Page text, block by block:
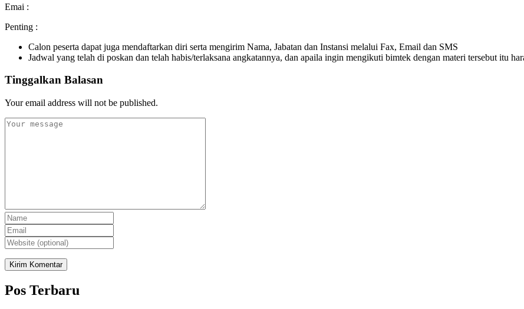
Emai :
Penting :
Calon peserta dapat juga mendaftarkan diri serta mengirim Nama, Jabatan dan Instansi melalui Fax, Email dan SMS
Jadwal yang telah di poskan dan telah habis/terlaksana angkatannya, dan apaila ingin mengikuti bimtek dengan materi tersebut itu
Tinggalkan Balasan
Your email address will not be published.
Pos Terbaru